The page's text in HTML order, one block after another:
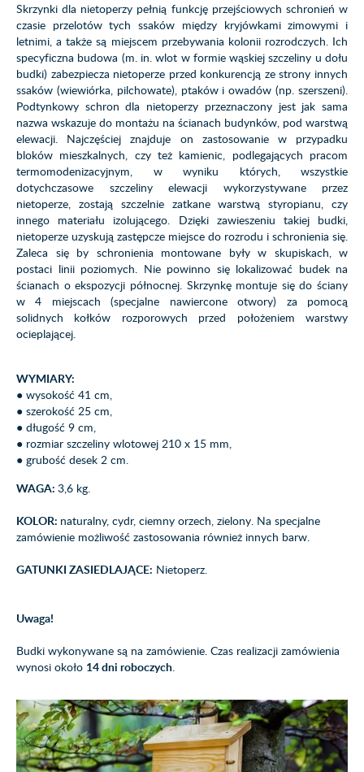
Skrzynki dla nietoperzy pełnią funkcję przejściowych schronień w
czasie przelotów tych ssaków między kryjówkami zimowymi i
letnimi, a także są miejscem przebywania kolonii rozrodczych. Ich
specyficzna budowa (m. in. wlot w formie wąskiej szczeliny u dołu
budki) zabezpiecza nietoperze przed konkurencją ze strony innych
ssaków (wiewiórka, pilchowate), ptaków i owadów (np. szerszeni).
Podtynkowy schron dla nietoperzy przeznaczony jest jak sama
nazwa wskazuje do montażu na ścianach budynków, pod warstwą
elewacji. Najczęściej znajduje on zastosowanie w przypadku
bloków mieszkalnych, czy też kamienic, podlegających pracom
termomodenizacyjnym, w wyniku których, wszystkie
dotychczasowe szczeliny elewacji wykorzystywane przez
nietoperze, zostają szczelnie zatkane warstwą styropianu, czy
innego materiału izolującego. Dzięki zawieszeniu takiej budki,
nietoperze uzyskują zastępcze miejsce do rozrodu i schronienia się.
Zaleca się by schronienia montowane były w skupiskach, w
postaci linii poziomych. Nie powinno się lokalizować budek na
ścianach o ekspozycji północnej. Skrzynkę montuje się do ściany
w 4 miejscach (specjalne nawiercone otwory) za pomocą
solidnych kołków rozporowych przed położeniem warstwy
ocieplającej.
WYMIARY:
● wysokość 41 cm,
● szerokość 25 cm,
● długość 9 cm,
● rozmiar szczeliny wlotowej 210 x 15 mm,
● grubość desek 2 cm.
WAGA: 3,6 kg.
KOLOR: naturalny, cydr, ciemny orzech, zielony. Na specjalne
zamówienie możliwość zastosowania również innych barw.
GATUNKI ZASIEDLAJĄCE: Nietoperz.
Uwaga!
Budki wykonywane są na zamówienie. Czas realizacji zamówienia
wynosi około 14 dni roboczych.